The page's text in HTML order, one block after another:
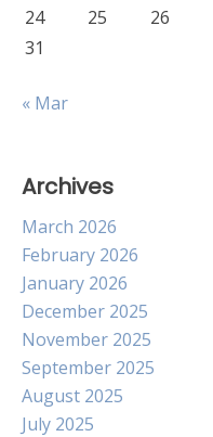
24
25 26
31
« Mar
Archives
March 2026
February 2026
January 2026
December 2025
November 2025
September 2025
August 2025
July 2025